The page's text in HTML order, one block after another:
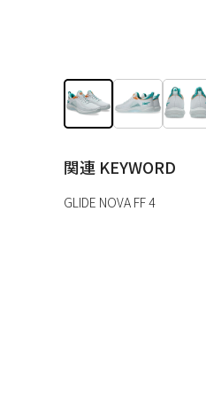
関連 KEYWORD
GLIDE NOVA FF 4